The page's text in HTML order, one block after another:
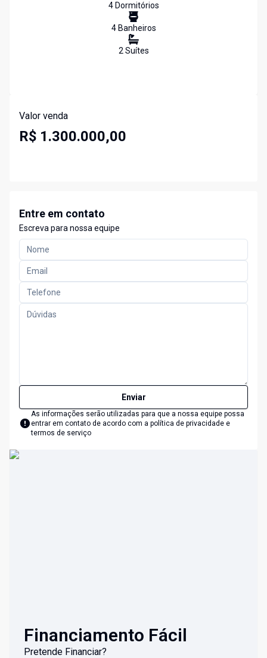
4Dormitórios
4Banheiros
2Suítes
Valor venda
R$ 1.300.000,00
Entre em contato
Escreva para nossa equipe
Enviar
As informações serão utilizadas para que a nossa equipe possa
entrar em contato de acordo com a política de privacidade e
termos de serviço
Financiamento Fácil
Pretende Financiar?